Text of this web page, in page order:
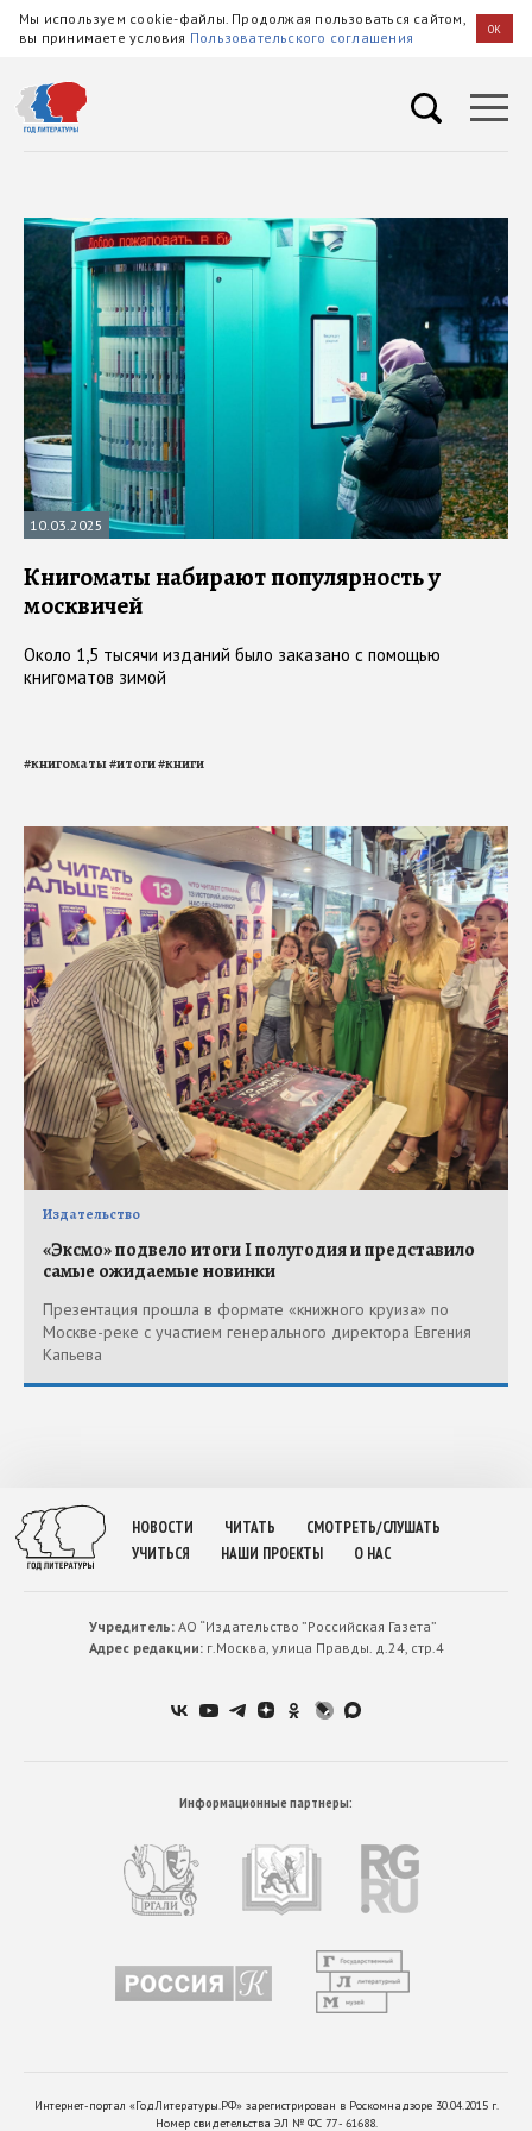
Мы используем cookie-файлы. Продолжая пользоваться сайтом,
вы принимаете условия Пользовательского соглашения OK
10.03.2025
Книгоматы набирают популярность у
москвичей
Около 1,5 тысячи изданий было заказано с помощью
книгоматов зимой
#книгоматы#итоги#книги
Издательство
«Эксмо» подвело итоги I полугодия и представило
самые ожидаемые новинки
Презентация прошла в формате «книжного круиза» по
Москве-реке с участием генерального директора Евгения
Капьева
НОВОСТИ ЧИТАТЬ
СМОТРЕТЬ/СЛУШАТЬ
УЧИТЬСЯ
НАШИ ПРОЕКТЫ О НАС
Учредитель:АО “Издательство ”Российская Газета”
Адрес редакции:г.Москва, улица Правды. д.24, стр.4
Информационные партнеры:
Интернет-портал «ГодЛитературы.РФ» зарегистрирован в Роскомнадзоре 30.04.2015 г.
Номер свидетельства ЭЛ № ФС 77 - 61688.